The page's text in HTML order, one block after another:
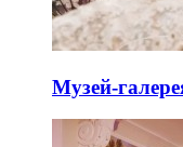
Музей-